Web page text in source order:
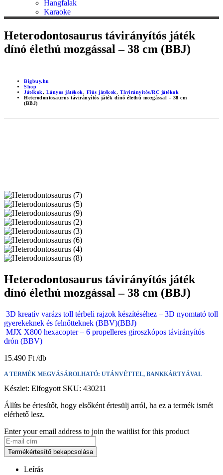
Hangfalak
Karaoke
Heterodontosaurus távirányítós játék
dínó élethú mozgással – 38 cm (BBJ)
Bigbuy.hu
Shop
Játékok, Lányos játékok, Fiús játékok, Távirányítós/RC játékok
Heterodontosaurus távirányítós játék dínó élethú mozgással – 38 cm
(BBJ)
Heterodontosaurus távirányítós játék
dínó élethú mozgással – 38 cm (BBJ)
3D kreatív varázs toll térbeli rajzok készítéséhez – 3D nyomtató toll
gyerekeknek és felnőtteknek (BBV)(BBJ)
MJX X800 hexacopter – 6 propelleres giroszkópos távirányítós
drón (BBV)
15.490 Ft
A TERMÉK MEGVÁSÁROLHATÓ: UTÁNVÉTTEL, BANKKÁRTYÁVAL
Készlet: Elfogyott SKU: 430211
Állíts be értesítőt, hogy elsőként értesülj arról, ha ez a termék ismét
elérhető lesz.
Enter your email address to join the waitlist for this product
Termékértesítő bekapcsolása
Leírás